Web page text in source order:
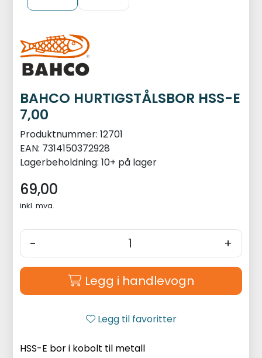
BAHCO HURTIGSTÅLSBOR HSS-E
7,00
Produktnummer: 12701
EAN: 7314150372928
Lagerbeholdning: 10+ på lager
69,00
inkl. mva.
- +
Legg i handlevogn
Legg til favoritter
HSS-E bor i kobolt til metall